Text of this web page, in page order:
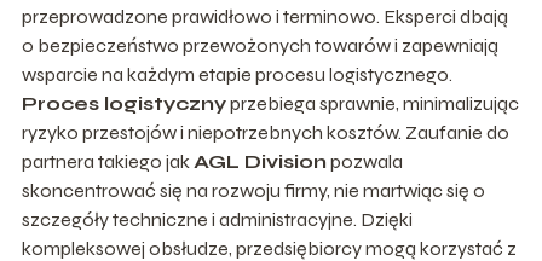
przeprowadzone prawidłowo i terminowo. Eksperci dbają
o bezpieczeństwo przewożonych towarów i zapewniają
wsparcie na każdym etapie procesu logistycznego.
Proces logistycznyprzebiega sprawnie, minimalizując
ryzyko przestojów i niepotrzebnych kosztów. Zaufanie do
partnera takiego jakAGL Division pozwala
skoncentrować się na rozwoju firmy, nie martwiąc się o
szczegóły techniczne i administracyjne. Dzięki
kompleksowej obsłudze, przedsiębiorcy mogą korzystać z